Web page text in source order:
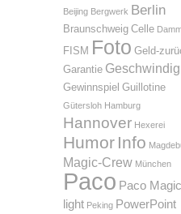
Beijing Bergwerk Berlin
Braunschweig Celle
FISM Foto Geld-
Garantie
Gewinnspiel Guillotine
Gütersloh Hamburg
Hannover Hexerei
Humor Info
Magic-Crew München
Paco Paco Magic
light Peking PowerPoint